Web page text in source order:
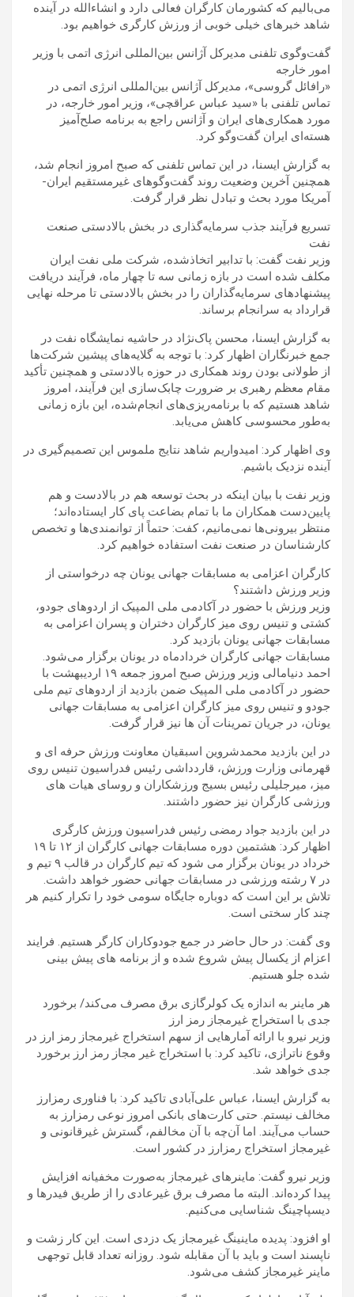
می‌بالیم که کشورمان کارگران فعالی دارد و انشاءالله در آینده
شاهد خبرهای خیلی خوبی از ورزش کارگری خواهیم بود.
گفت‌وگوی تلفنی مدیرکل آژانس بین‌المللی انرژی اتمی با وزیر
امور خارجه
«رافائل گروسی»، مدیرکل آژانس بین‌المللی انرژی اتمی در
تماس تلفنی با «سید عباس عراقچی»، وزیر امور خارجه، در
مورد همکاری‌های ایران و آژانس راجع به برنامه صلح‌آمیز
هسته‌ای ایران گفت‌وگو کرد.
به گزارش ایسنا، در این تماس تلفنی که صبح امروز انجام شد،
همچنین آخرین وضعیت روند گفت‌وگوهای غیرمستقیم ایران-
آمریکا مورد بحث و تبادل نظر قرار گرفت.
تسریع فرآیند جذب سرمایه‌گذاری در بخش بالادستی صنعت
نفت
وزیر نفت گفت: با تدابیر اتخاذشده، شرکت ملی نفت ایران
مکلف شده است در بازه زمانی سه تا چهار ماه، فرآیند دریافت
پیشنهادهای سرمایه‌گذاران را در بخش بالادستی تا مرحله نهایی
قرارداد به سرانجام برساند.
به گزارش ایسنا، محسن پاک‌نژاد در حاشیه نمایشگاه نفت در
جمع خبرنگاران اظهار کرد: با توجه به گلایه‌های پیشین شرکت‌ها
از طولانی بودن روند همکاری در حوزه بالادستی و همچنین تأکید
مقام معظم رهبری بر ضرورت چابک‌سازی این فرآیند، امروز
شاهد هستیم که با برنامه‌ریزی‌های انجام‌شده، این بازه زمانی
به‌طور محسوسی کاهش می‌یابد.
وی اظهار کرد: امیدواریم شاهد نتایج ملموس این تصمیم‌گیری در
آینده نزدیک باشیم.
وزیر نفت با بیان اینکه در بحث توسعه هم در بالادست و هم
پایین‌دست همکاران ما با تمام بضاعت پای کار ایستاده‌اند؛
منتظر بیرونی‌ها نمی‌مانیم، کفت: حتماً از توانمندی‌ها و تخصص
کارشناسان در صنعت نفت استفاده خواهیم کرد.
کارگران اعزامی به مسابقات جهانی یونان چه درخواستی از
وزیر ورزش داشتند؟
وزیر ورزش با حضور در آکادمی ملی المپیک از اردوهای جودو،
کشتی و تنیس روی میز کارگران دختران و پسران اعزامی به
مسابقات جهانی یونان بازدید کرد.
مسابقات جهانی کارگران خردادماه در یونان برگزار می‌شود.
احمد دنیامالی وزیر ورزش صبح امروز جمعه ۱۹ اردیبهشت با
حضور در آکادمی ملی المپیک ضمن بازدید از اردوهای تیم ملی
جودو و تنیس روی میز کارگران اعزامی به مسابقات جهانی
یونان، در جریان تمرینات آن ها نیز قرار گرفت.
در این بازدید محمدشروین اسبقیان معاونت ورزش حرفه ای و
قهرمانی وزارت ورزش، قاردداشی رئیس فدراسیون تنیس روی
میز، میرجلیلی رئیس بسیج ورزشکاران و روسای هیات های
ورزشی کارگران نیز حضور داشتند.
در این بازدید جواد رمضی رئیس فدراسیون ورزش کارگری
اظهار کرد: هشتمین دوره مسابقات جهانی کارگران از ۱۲ تا ۱۹
خرداد در یونان برگزار می شود که تیم کارگران در قالب ۹ تیم و
در ۷ رشته ورزشی در مسابقات جهانی حضور خواهد داشت.
تلاش بر این است که دوباره جایگاه سومی خود را تکرار کنیم هر
چند کار سختی است.
وی گفت: در حال حاضر در جمع جودوکاران کارگر هستیم. فرایند
اعزام از یکسال پیش شروع شده و از برنامه های پیش بینی
شده جلو هستیم.
هر ماینر به اندازه یک کولرگازی برق مصرف می‌کند/ برخورد
جدی با استخراج غیرمجاز رمز ارز
وزیر نیرو با ارائه آمارهایی از سهم استخراج غیرمجاز رمز ارز در
وقوع ناترازی، تاکید کرد: با استخراج غیر مجاز رمز ارز برخورد
جدی خواهد شد.
به گزارش ایسنا، عباس علی‌آبادی تاکید کرد: با فناوری رمزارز
مخالف نیستم. حتی کارت‌های بانکی امروز نوعی رمزارز به
حساب می‌آیند. اما آن‌چه با آن مخالفم، گسترش غیرقانونی و
غیرمجاز استخراج رمزارز در کشور است.
وزیر نیرو گفت: ماینرهای غیرمجاز به‌صورت مخفیانه افزایش
پیدا کرده‌اند. البته ما مصرف برق غیرعادی را از طریق فیدرها و
دیسپاچینگ شناسایی می‌کنیم.
او افزود: پدیده ماینینگ غیرمجاز یک دزدی است. این کار زشت و
ناپسند است و باید با آن مقابله شود. روزانه تعداد قابل توجهی
ماینر غیرمجاز کشف می‌شود.